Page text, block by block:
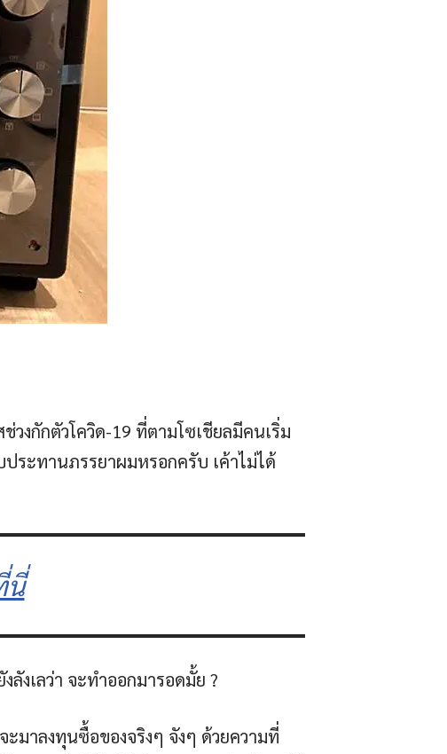
งกักตัวโควิด-19 ที่ตามโซเชียลมีคนเริ่ม
ระทานภรรยาผมหรอกครับ เค้าไม่ได้
นี่
ลังเลว่า จะทำออกมารอดมั้ย ?
มาลงทุนซื้อของจริงๆ จังๆ ด้วยความที่